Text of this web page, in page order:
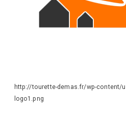
http://tourette-demas.fr/wp-content/
logo1.png